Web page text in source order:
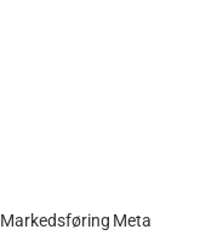
Markedsføring Meta